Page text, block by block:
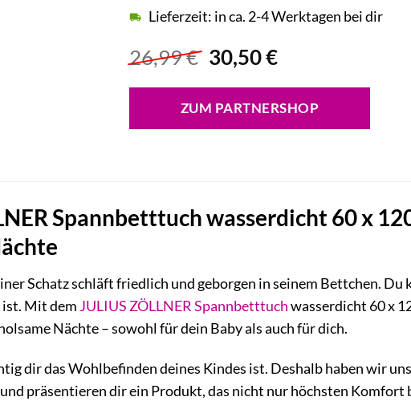
26,99€ Ursprünglicher
Preis
war:
26,99 €
30,50€Aktueller
ist:
30,50 €.
Lieferzeit: in ca. 2-4 Werktagen bei dir
ZUM PARTNERSHOP
Spannbetttuch wasserdicht 60 x
Schatz schläft friedlich und geborgen in seinem Bettchen.
ist. Mit dem JULIUS ZÖLLNERSpannbetttuchwasserdicht 60 x
Nächte – sowohl für dein Baby als auch für dich.
dir das Wohlbefinden deines Kindes ist. Deshalb haben wir
präsentieren dir ein Produkt, das nicht nur höchsten Komfort